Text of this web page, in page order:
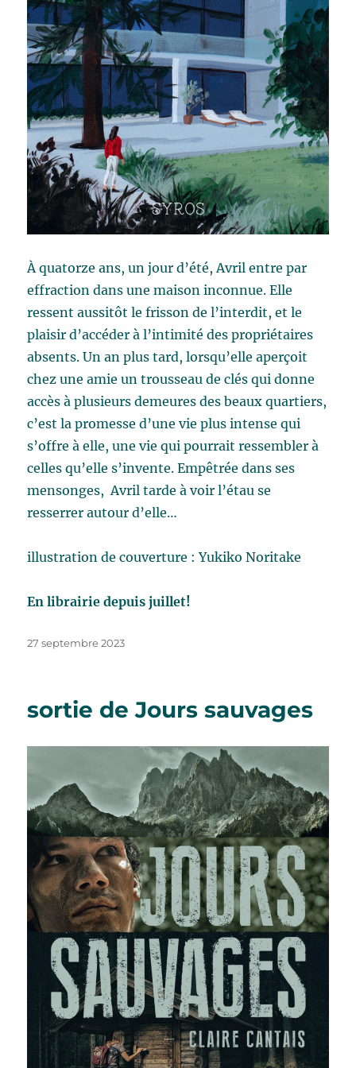
À quatorze ans, un jour d’été, Avril entre par
effraction dans une maison inconnue. Elle
ressent aussitôt le frisson de l’interdit, et le
plaisir d’accéder à l’intimité des propriétaires
absents. Un an plus tard, lorsqu’elle aperçoit
chez une amie un trousseau de clés qui donne
accès à plusieurs demeures des beaux quartiers,
c’est la promesse d’une vie plus intense qui
s’offre à elle, une vie qui pourrait ressembler à
celles qu’elle s’invente. Empêtrée dans ses
mensonges, Avril tarde à voir l’étau se
resserrer autour d’elle…
illustration de couverture : Yukiko Noritake
En librairie depuis juillet!
Publié
27 septembre 2023
sortie de Jours sauvages